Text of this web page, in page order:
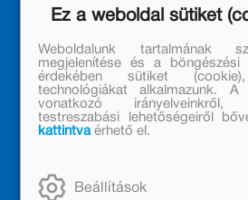
Ez a weboldal sütiket
Weboldalunk tartalmának
megjelenítése és a böngészési
érdekében sütiket
technológiákat alkalmazunk. A
vonatkozó
testreszabási lehetőségeiről
kattintvaérhető el.
Beállítások